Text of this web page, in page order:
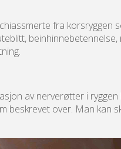
fra korsryggen
av nerverøtter i
beskrevet over. Man kan